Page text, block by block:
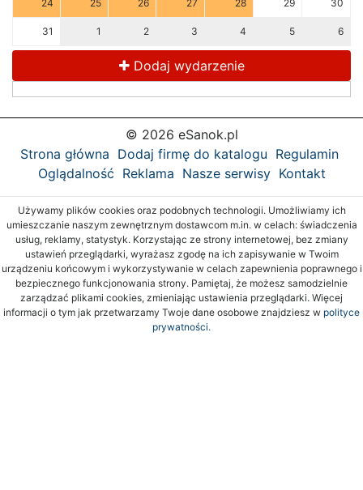
24 25 26 27 28 29 30
31 1 2 3 4 5 6
Dodaj wydarzenie
© 2026 eSanok.pl
Strona główna Dodaj firmę do katalogu Regulamin
Oglądalność Reklama Nasze serwisy Kontakt
Używamy plików cookies oraz podobnych technologii. Umożliwiamy ich
umieszczanie naszym zewnętrznym dostawcom m.in. w celach: świadczenia
usług, reklamy, statystyk. Korzystając ze strony internetowej, bez zmiany
ustawień przeglądarki, wyrażasz zgodę na ich zapisywanie w Twoim
urządzeniu końcowym i wykorzystywanie w celach zapewnienia poprawnego i
bezpiecznego funkcjonowania strony. Pamiętaj, że możesz samodzielnie
zarządzać plikami cookies, zmieniając ustawienia przeglądarki. Więcej
informacji o tym jak przetwarzamy Twoje dane osobowe znajdziesz w polityce
prywatności.